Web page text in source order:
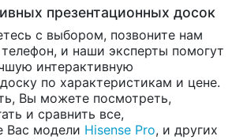
презентационных досок
с выбором, позвоните нам
и наши эксперты помогут
интерактивную
по характеристикам и цене.
Вы можете посмотреть,
и сравнить все,
Вас модели Hisense Pro, и других